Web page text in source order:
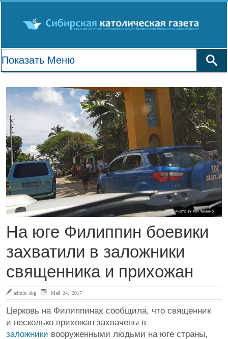
На юге Филиппин боевики
захватили в заложники
священника и прихожан
admin skg Май 24, 2017
Церковь на Филиппинах сообщила, что священник
и несколько прихожан захвачены в
заложники вооруженными людьми на юге страны,